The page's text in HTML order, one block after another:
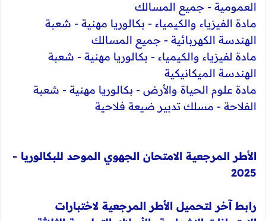
العمومية - جميع المسالك
​مادة الفيزياء والكيمياء - بكالوريا مهنية - شعبة
الهندسة الكهربائية - جميع المسالك
​مادة لفيزياء والكيمياء - بكالوريا مهنية - شعبة
الهندسة الميكانيكية
​مادة علوم الحياة والأرض - بكالوريا مهنية - شعبة
الفلاحة - مسلك تدبير ضيعة فلاحية
الأطر المرجعية الامتحان الجهوي الموحد للبكالوريا -
2025
رابط آخر لتحميل الأطر المرجعية لاختبارات